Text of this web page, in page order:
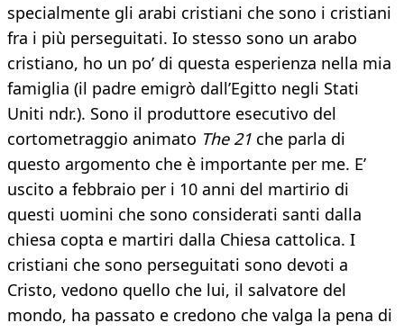
specialmente gli arabi cristiani che sono i cristiani
fra i più perseguitati. Io stesso sono un arabo
cristiano, ho un po’ di questa esperienza nella mia
famiglia (il padre emigrò dall’Egitto negli Stati
Uniti ndr.). Sono il produttore esecutivo del
cortometraggio animato The 21 che parla di
questo argomento che è importante per me. E’
uscito a febbraio per i 10 anni del martirio di
questi uomini che sono considerati santi dalla
chiesa copta e martiri dalla Chiesa cattolica. I
cristiani che sono perseguitati sono devoti a
Cristo, vedono quello che lui, il salvatore del
mondo, ha passato e credono che valga la pena di